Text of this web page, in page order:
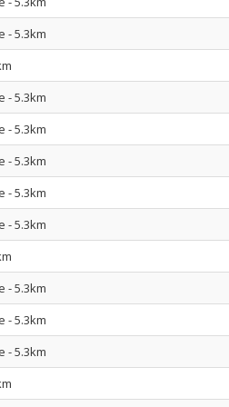
- 5.3km
- 5.3km
- 5.3km
- 5.3km
- 5.3km
- 5.3km
- 5.3km
- 5.3km
- 5.3km